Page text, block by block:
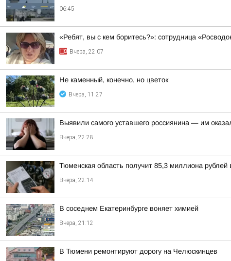
06:45
«Ребят, вы с кем боритесь?»: сотрудница
Вчера, 22:07
Не каменный, конечно, но цветок
Вчера, 11:27
Выявили самого уставшего россиянина — им
Вчера, 22:28
Тюменская область получит 85,3 миллиона рублей
Вчера, 22:14
В соседнем Екатеринбурге воняет химией
Вчера, 21:12
В Тюмени ремонтируют дорогу на Челюскинцев